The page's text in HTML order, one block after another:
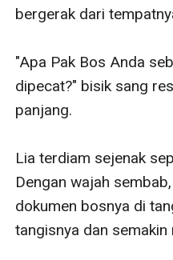
bergerak dari
"Apa Pak Bos Anda
dipecat?" bisik sang
panjang.
Lia terdiam sejenak
Dengan wajah
dokumen bosnya di
tangisnya dan semakin